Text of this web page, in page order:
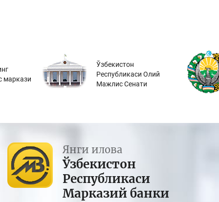
маркази
Ўзбекистон
Республикаси Олий
Мажлис Сенати
Янги илова
Ўзбекистон
Республикаси
Марказий банки